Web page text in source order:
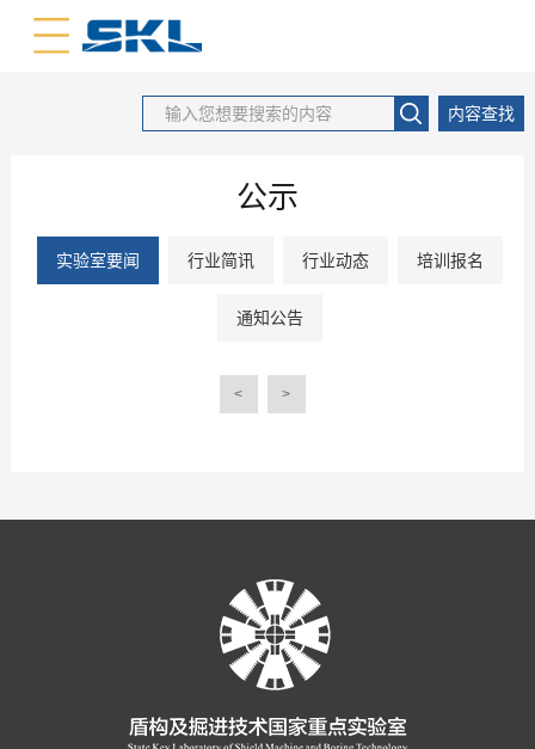
中文版 英文版
内容查找
公示
实验室要闻 行业简讯 行业动态 培训报名
通知公告
< >